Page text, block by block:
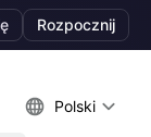
Rozpocznij
Polski